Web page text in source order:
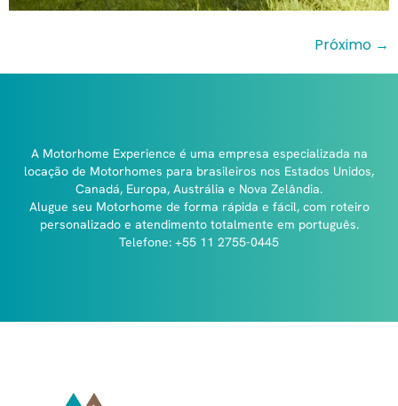
Próximo →
A Motorhome Experience é uma empresa especializada na
locação de Motorhomes para brasileiros nos Estados Unidos,
Canadá, Europa, Austrália e Nova Zelândia.
Alugue seu Motorhome de forma rápida e fácil, com roteiro
personalizado e atendimento totalmente em português.
Telefone: +55 11 2755-0445